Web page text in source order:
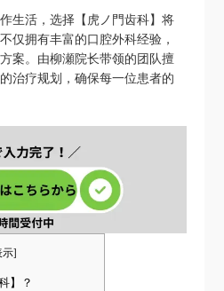
生活，选择【虎ノ門齿科】将
仅拥有丰富的口腔外科经验，
案。由柳瀬院长带领的团队擅
治疗规划，确保每一位患者的
示]
】？